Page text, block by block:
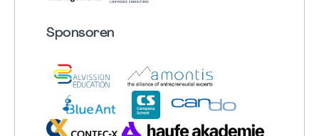
Sponsoren